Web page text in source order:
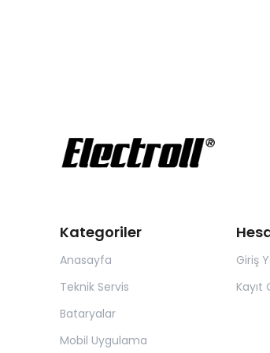
Kategoriler
Anasayfa
Teknik Servis
Bataryalar
Mobil Uygulama
Giriş
Kayıt